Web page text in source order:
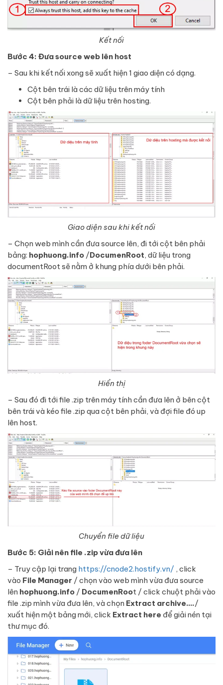
Kết nối
Bước 4: Đưa source web lên host
– Sau khi kết nối xong sẽ xuất hiện 1 giao diện có dạng.
Cột bên trái là các dữ liệu trên máy tính
Cột bên phải là dữ liệu trên hosting.
Giao diện sau khi kết nối
– Chọn web mình cần đưa source lên, đi tới cột bên phải
bảng: hophuong.info /DocumenRoot, dữ liệu trong
documentRoot sẽ nằm ở khung phía dưới bên phải.
Hiển thị
– Sau đó đi tới file .zip trên máy tính cần đưa lên ở bên cột
bên trái và kéo file .zip qua cột bên phải, và đợi file đó up
lên host.
Chuyển file dữ liệu
Bước 5: Giải nên file .zip vừa đưa lên
– Truy cập lại trang https://cnode2.hostify.vn/ , click
vào File Manager / chọn vào web mình vừa đưa source
lên hophuong.info / DocumenRoot / click chuột phải vào
file .zip mình vừa đưa lên, và chọn Extract archive…./
xuất hiện một bảng mới, click Extract here để giải nén tại
thư mục đó.